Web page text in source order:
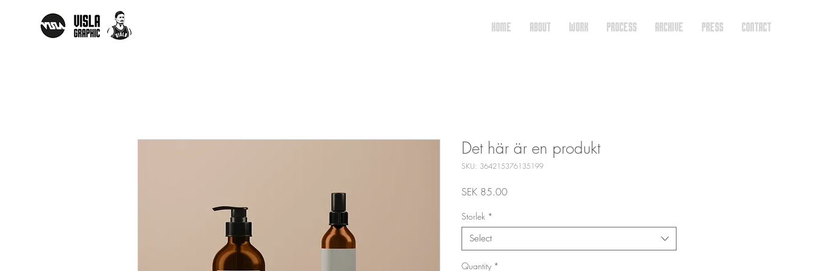
HOME ABOUT WORK PROCESS ARCHIVE PRESS CONTACT
Det här är en produkt
SKU: 364215376135199
SEK 85.00Price
Storlek *
Select
Quantity *